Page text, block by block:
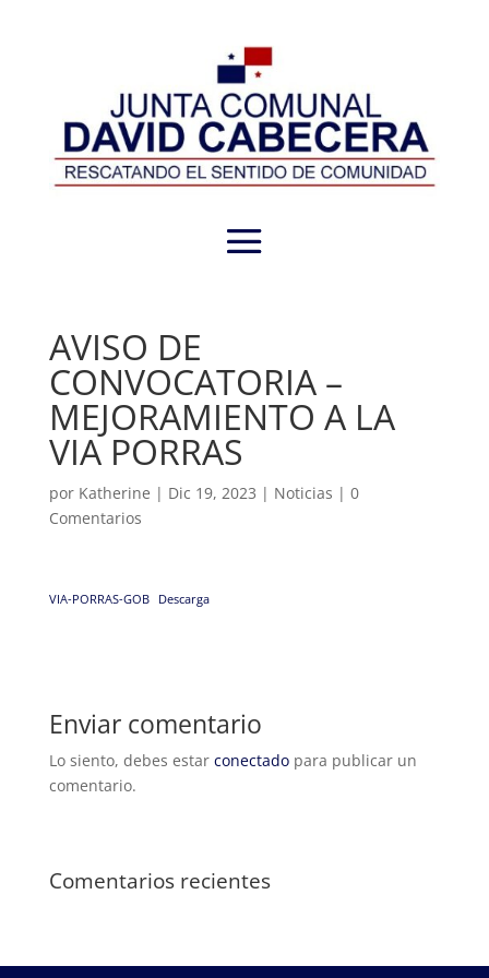
AVISO DE
CONVOCATORIA –
MEJORAMIENTO A LA
VIA PORRAS
por Katherine | Dic 19, 2023 | Noticias | 0
Comentarios
VIA-PORRAS-GOB Descarga
Enviar comentario
Lo siento, debes estar conectadopara publicar un
comentario.
Comentarios recientes